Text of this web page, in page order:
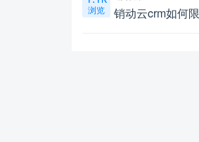
浏览 销动云crm如何